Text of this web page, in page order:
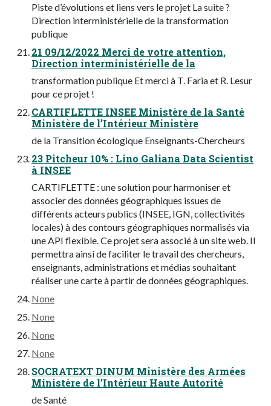
Piste d’évolutions et liens vers le projet La suite ?
Direction interministérielle de la transformation
publique
21 09/12/2022 Merci de votre attention,
Direction interministérielle de la
transformation publique Et merci à T. Faria et R. Lesur
pour ce projet !
CARTIFLETTE INSEE Ministère de la Santé
Ministère de l’Intérieur Ministère
de la Transition écologique Enseignants-Chercheurs
23 Pitcheur 10% : Lino Galiana Data Scientist
à INSEE
CARTIFLETTE : une solution pour harmoniser et
associer des données géographiques issues de
différents acteurs publics (INSEE, IGN, collectivités
locales) à des contours géographiques normalisés via
une API flexible. Ce projet sera associé à un site web. Il
permettra ainsi de faciliter le travail des chercheurs,
enseignants, administrations et médias souhaitant
réaliser une carte à partir de données géographiques.
None
None
None
None
SOCRATEXT DINUM Ministère des Armées
Ministère de l’Intérieur Haute Autorité
de Santé